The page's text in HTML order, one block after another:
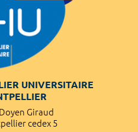
UNIVERSITAIRE
Giraud
cedex 5